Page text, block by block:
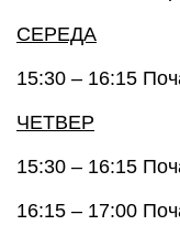
СЕРЕДА
15:30 – 16:15
ЧЕТВЕР
15:30 – 16:15
16:15 – 17:00